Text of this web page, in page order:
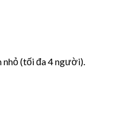
nhỏ (tối đa 4 người).